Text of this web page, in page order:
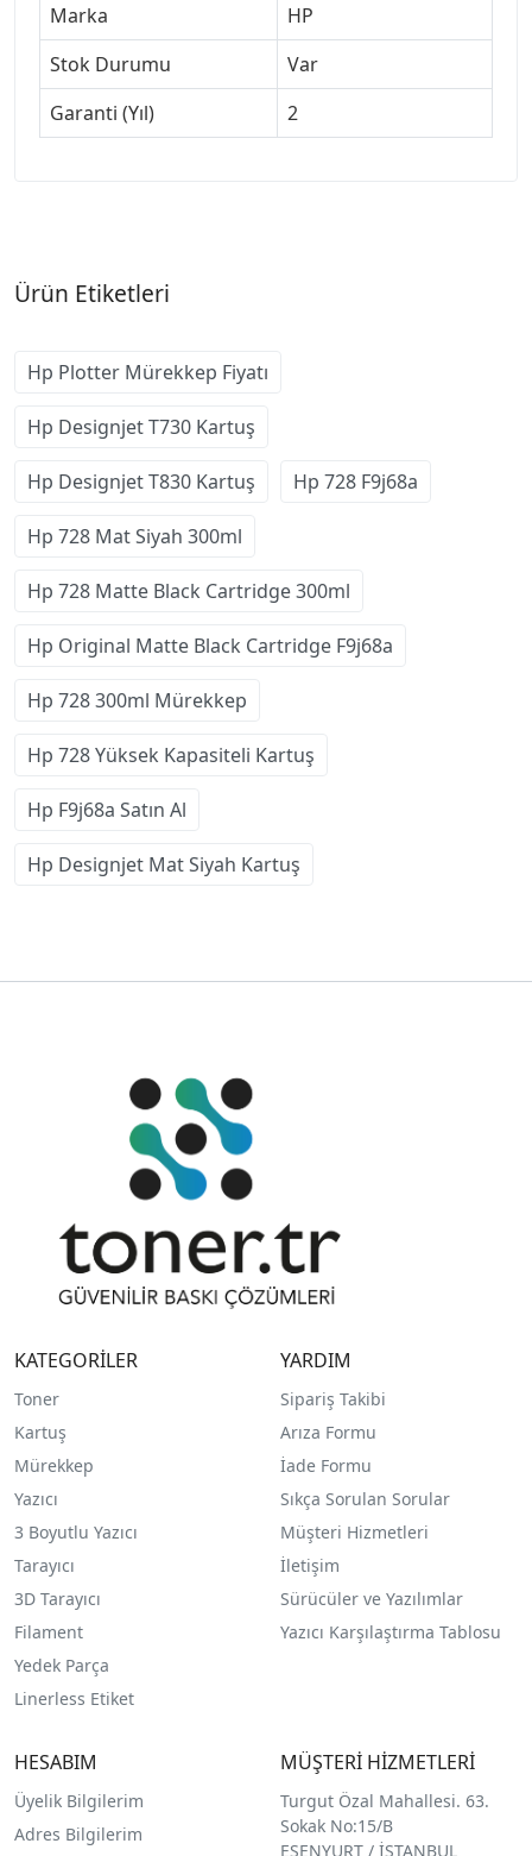
Marka
HP
Stok Durumu
Var
Garanti (Yıl)
2
Ürün Etiketleri
Hp Plotter Mürekkep Fiyatı
Hp Designjet T730 Kartuş
Hp Designjet T830 Kartuş Hp 728 F9j68a
Hp 728 Mat Siyah 300ml
Hp 728 Matte Black Cartridge 300ml
Hp Original Matte Black Cartridge F9j68a
Hp 728 300ml Mürekkep
Hp 728 Yüksek Kapasiteli Kartuş
Hp F9j68a Satın Al
Hp Designjet Mat Siyah Kartuş
KATEGORİLER
Toner
Kartuş
Mürekkep
Yazıcı
3 Boyutlu Yazıcı
Tarayıcı
3D Tarayıcı
Filament
Yedek Parça
Linerless Etiket
YARDIM
Sipariş Takibi
Arıza Formu
İade Formu
Sıkça Sorulan Sorular
Müşteri Hizmetleri
İletişim
Sürücüler ve Yazılımlar
Yazıcı Karşılaştırma Tablosu
HESABIM
Üyelik Bilgilerim
Adres Bilgilerim
MÜŞTERİ HİZMETLERİ
Turgut Özal Mahallesi. 63.
Sokak No:15/B
ESENYURT / İSTANBUL